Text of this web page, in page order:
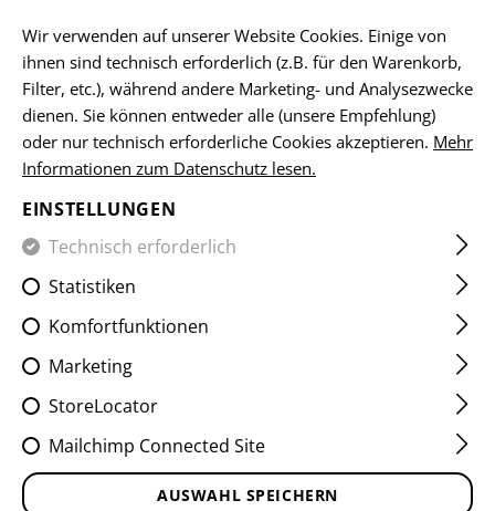
HOME KLEIDUNG KOPFBEDECKUNGEN MÜTZEN
CG BEANIE
Wir verwenden auf unserer Website Cookies. Einige von
ihnen sind technisch erforderlich (z.B. für den Warenkorb,
Filter, etc.), während andere Marketing- und Analysezwecke
dienen. Sie können entweder alle (unsere Empfehlung)
oder nur technisch erforderliche Cookies akzeptieren. Mehr
Informationen zum Datenschutz lesen.
EINSTELLUNGEN
Technisch erforderlich
Statistiken
Komfortfunktionen
Marketing
StoreLocator
Mailchimp Connected Site
AUSWAHL SPEICHERN